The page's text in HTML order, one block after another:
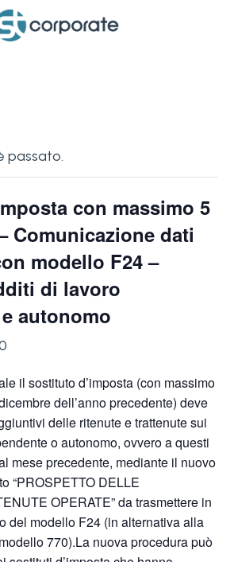
passato.
con massimo 5
Comunicazione dati
modello F24 –
di lavoro
autonomo
il sostituto d’imposta (con massimo
dell’anno precedente) deve
delle ritenute e trattenute sui
o autonomo, ovvero a questi
mese precedente, mediante il nuovo
“PROSPETTO DELLE
OPERATE” da trasmettere in
del modello F24 (in alternativa alla
770).La nuova procedura può